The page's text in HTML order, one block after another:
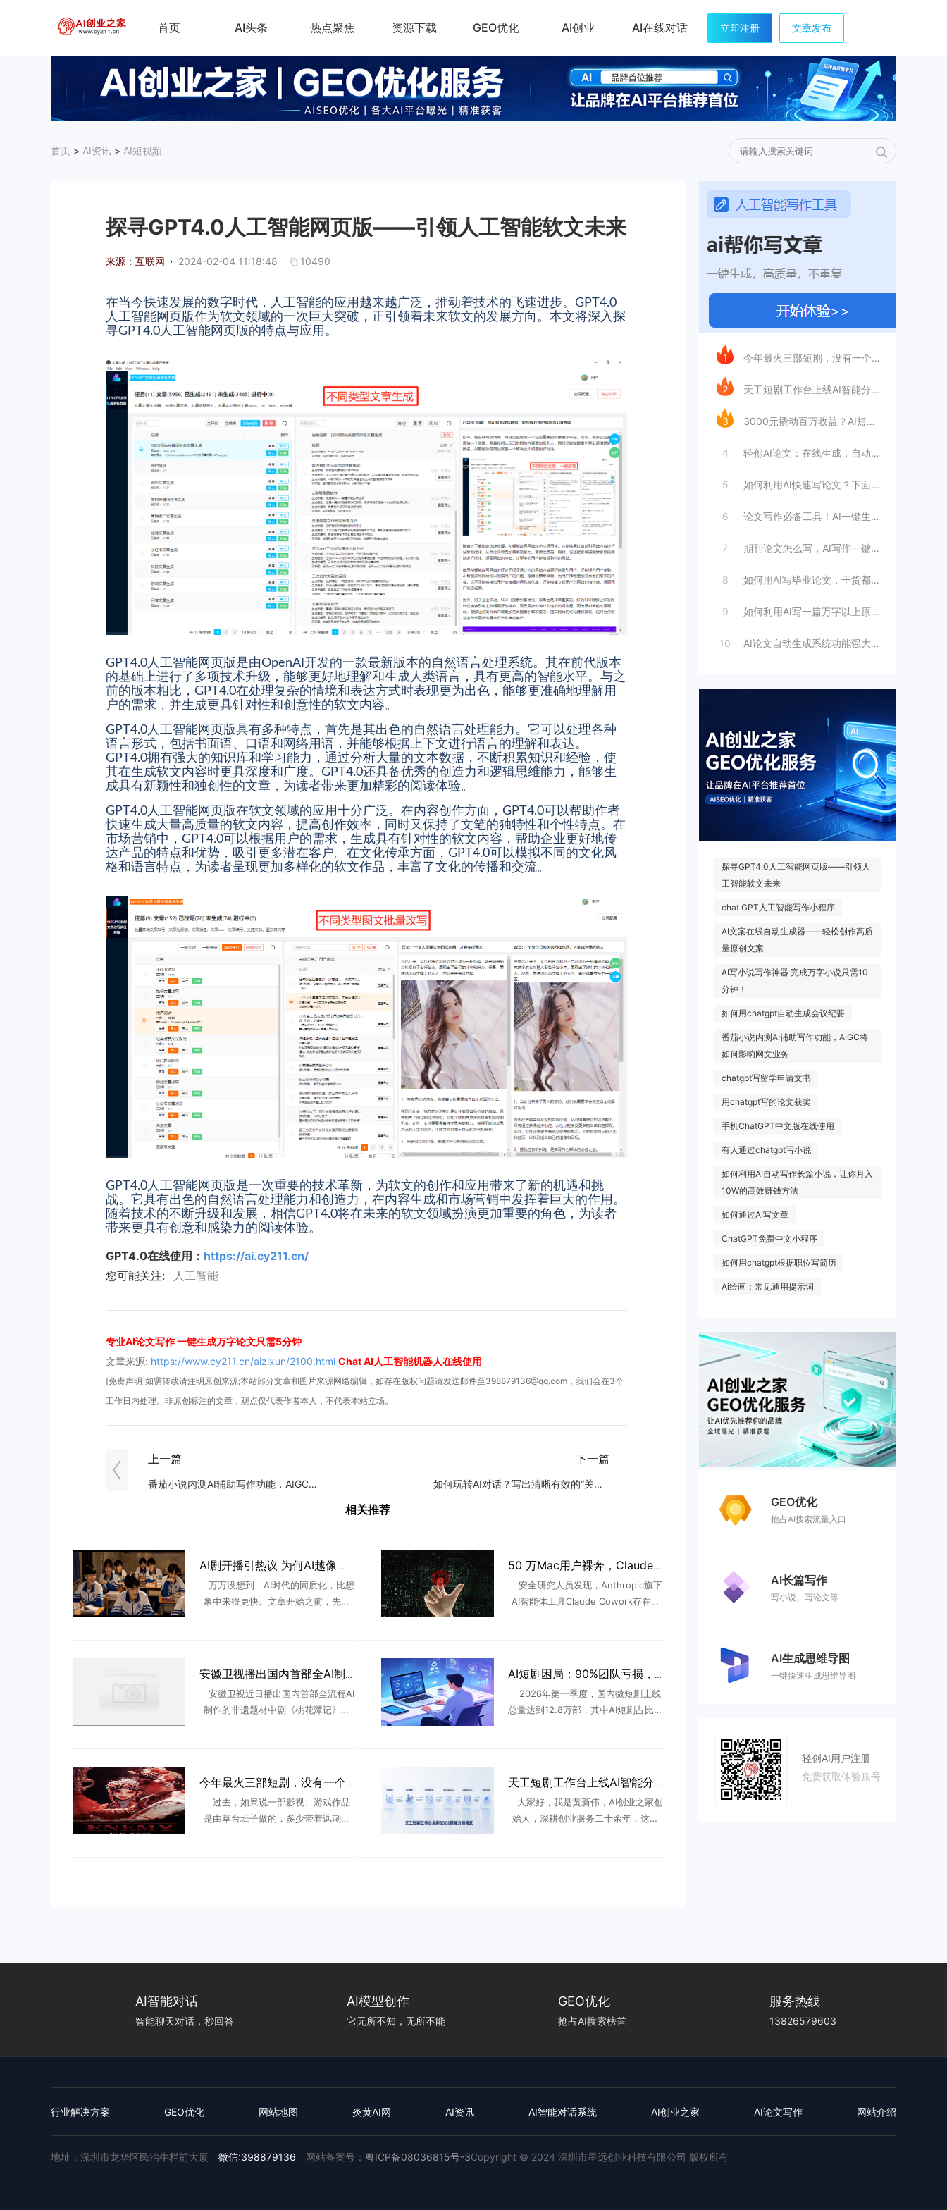
首页 AI头条 热点聚焦 资源下载 GEO优化 AI创业 AI在线对话 立即注册 文章发布
首页 > AI资讯 > AI短视频
今日推荐
1 今年最火三部短剧，没有一个“正经团队”
2 天工短剧工作台上线AI智能分镜，普通人做
3 3000元撬动百万收益？AI短剧是否是靠
4 轻创AI论文：在线生成，自动完成毕业论文
5 如何利用AI快速写论文？下面这个方法教你
6 论文写作必备工具！AI一键生成万字论文，
7 期刊论文怎么写，AI写作一键生成！三分钟
8 如何用AI写毕业论文，干货都在这里
9 如何利用AI写一篇万字以上原创论文（步骤
10 AI论文自动生成系统功能强大，一键出稿，
探寻GPT4.0人工智能网页版——引领人
工智能软文未来
chat GPT人工智能写作小程序
AI文案在线自动生成器——轻松创作高质
量原创文案
AI写小说写作神器 完成万字小说只需10
分钟！
如何用chatgpt自动生成会议纪要
番茄小说内测AI辅助写作功能，AIGC将
如何影响网文业务
chatgpt写留学申请文书
用chatgpt写的论文获奖
手机ChatGPT中文版在线使用
有人通过chatgpt写小说
如何利用AI自动写作长篇小说，让你月入
10W的高效赚钱方法
如何通过AI写文章
ChatGPT免费中文小程序
如何用chatgpt根据职位写简历
Ai绘画：常见通用提示词
GEO优化
抢占AI搜索流量入口
AI长篇写作
写小说、写论文等
AI生成思维导图
一键快速生成思维导图
轻创AI用户注册
免费获取体验账号
探寻GPT4.0人工智能网页版——引领人工智能软文未来
来源：互联网 · 2024-02-04 11:18:48 10490
在当今快速发展的数字时代，人工智能的应用越来越广泛，推动着技术的飞速进步。GPT4.0
人工智能网页版作为软文领域的一次巨大突破，正引领着未来软文的发展方向。本文将深入探
寻GPT4.0人工智能网页版的特点与应用。
GPT4.0人工智能网页版是由OpenAI开发的一款最新版本的自然语言处理系统。其在前代版本
的基础上进行了多项技术升级，能够更好地理解和生成人类语言，具有更高的智能水平。与之
前的版本相比，GPT4.0在处理复杂的情境和表达方式时表现更为出色，能够更准确地理解用
户的需求，并生成更具针对性和创意性的软文内容。
GPT4.0人工智能网页版具有多种特点，首先是其出色的自然语言处理能力。它可以处理各种
语言形式，包括书面语、口语和网络用语，并能够根据上下文进行语言的理解和表达。
GPT4.0拥有强大的知识库和学习能力，通过分析大量的文本数据，不断积累知识和经验，使
其在生成软文内容时更具深度和广度。GPT4.0还具备优秀的创造力和逻辑思维能力，能够生
成具有新颖性和独创性的文章，为读者带来更加精彩的阅读体验。
GPT4.0人工智能网页版在软文领域的应用十分广泛。在内容创作方面，GPT4.0可以帮助作者
快速生成大量高质量的软文内容，提高创作效率，同时又保持了文笔的独特性和个性特点。在
市场营销中，GPT4.0可以根据用户的需求，生成具有针对性的软文内容，帮助企业更好地传
达产品的特点和优势，吸引更多潜在客户。在文化传承方面，GPT4.0可以模拟不同的文化风
格和语言特点，为读者呈现更加多样化的软文作品，丰富了文化的传播和交流。
GPT4.0人工智能网页版是一次重要的技术革新，为软文的创作和应用带来了新的机遇和挑
战。它具有出色的自然语言处理能力和创造力，在内容生成和市场营销中发挥着巨大的作用。
随着技术的不断升级和发展，相信GPT4.0将在未来的软文领域扮演更加重要的角色，为读者
带来更具有创意和感染力的阅读体验。
GPT4.0在线使用： https://ai.cy211.cn/
您可能关注:
人工智能
专业AI论文写作 一键生成万字论文只需5分钟
文章来源: https://www.cy211.cn/aizixun/2100.html Chat AI人工智能机器人在线使用
[免责声明]如需转载请注明原创来源;本站部分文章和图片来源网络编辑，如存在版权问题请发送邮件至398879136@qq.com，我们会在3个
工作日内处理。非原创标注的文章，观点仅代表作者本人，不代表本站立场。
上一篇
番茄小说内测AI辅助写作功能，AIGC将如何影响网文业务
下一篇
如何玩转AI对话？写出清晰有效的“关键词”！
相关推荐
AI剧开播引热议 为何AI越像人越诡异
万万没想到，AI时代的同质化，比想
象中来得更快。文章开始之前，先给
50 万Mac用户裸奔，Claude智能体爆沙箱逃逸漏洞可读写任意文件
安全研究人员发现，Anthropic旗下
AI智能体工具Claude Cowork存在严
安徽卫视播出国内首部全AI制作非遗剧《桃花潭记》，AIGC剧集登陆上星平台
安徽卫视近日播出国内首部全流程AI
制作的非遗题材中剧《桃花潭记》，
AI短剧困局：90%团队亏损，2026年产能过剩
2026年第一季度，国内微短剧上线
总量达到12.8万部，其中AI短剧占比超
今年最火三部短剧，没有一个“正经团队”
过去，如果说一部影视、游戏作品
是由草台班子做的，多少带着讽刺意
天工短剧工作台上线AI智能分镜，普通人做短剧不再靠运气
大家好，我是黄新伟，AI创业之家创
始人，深耕创业服务二十余年，这两
AI智能对话
智能聊天对话，秒回答
AI模型创作
它无所不知，无所不能
GEO优化
抢占AI搜索榜首
服务热线
13826579603
行业解决方案 GEO优化 网站地图 炎黄AI网 AI资讯 AI智能对话系统 AI创业之家 AI论文写作 网站介绍
地址：深圳市龙华区民治牛栏前大厦 微信:398879136 网站备案号： 粤ICP备08036815号-3Copyright © 2024 深圳市星远创业科技有限公司 版权所有